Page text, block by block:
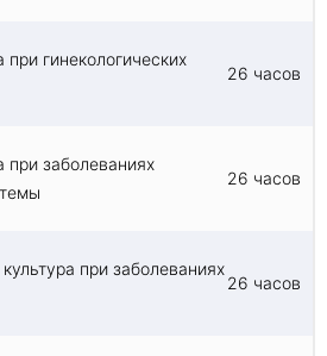
гинекологических
26 часов
при заболеваниях
26 часов
при заболеваниях
26 часов